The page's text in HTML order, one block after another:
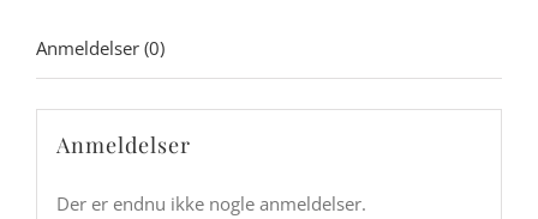
Anmeldelser (0)
Anmeldelser
Der er endnu ikke nogle anmeldelser.